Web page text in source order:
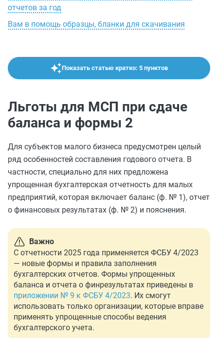
отчетов за год
Вам в помощь образцы, бланки для скачивания
Показать статью кратко: 5 пунктов
Льготы для МСП при сдаче
баланса и формы 2
Для субъектов малого бизнеса предусмотрен целый
ряд особенностей составления годового отчета. В
частности, специально для них предложена
упрощенная бухгалтерская отчетность для малых
предприятий, которая включает баланс (ф. № 1), отчет
о финансовых результатах (ф. № 2) и пояснения.
Важно
С отчетности 2025 года применяется ФСБУ 4/2023
— новые формы и правила заполнения
бухгалтерских отчетов. Формы упрощенных
баланса и отчета о финрезультатах приведены в
приложении № 9 к ФСБУ 4/2023. Их смогут
использовать только организации, которые вправе
применять упрощенные способы ведения
бухгалтерского учета.